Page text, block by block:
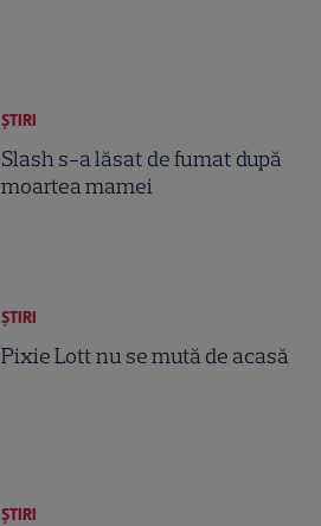
ȘTIRI
Slash s-a lăsat de fumat după
moartea mamei
ȘTIRI
Pixie Lott nu se mută de acasă
ȘTIRI